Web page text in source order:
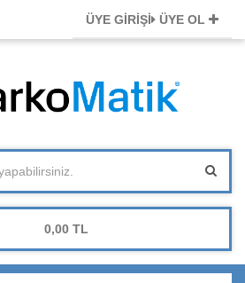
ÜYE GİRİŞİ ÜYE OL
0,00